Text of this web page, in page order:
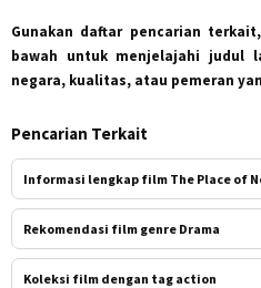
Gunakan daftar pencarian
bawah untuk menjelajahi judul
negara, kualitas, atau pemeran
Pencarian Terkait
Informasi lengkap film The Place of
Rekomendasi film genre Drama
Koleksi film dengan tag action